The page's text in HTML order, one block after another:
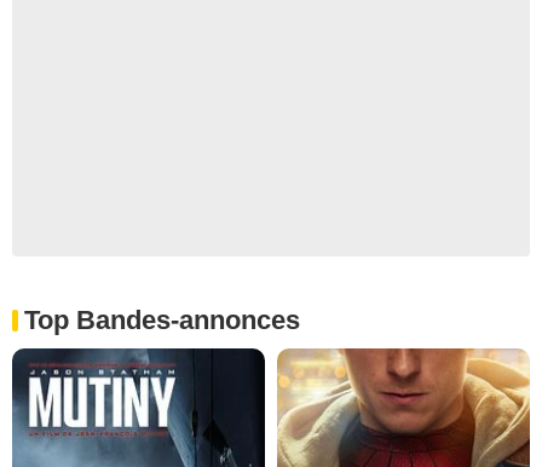
Top Bandes-annonces